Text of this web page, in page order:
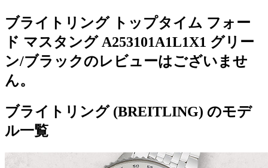
ブライトリング トップタイム フォー
ド マスタング A253101A1L1X1 グリー
ン/ブラックのレビューはございませ
ん。
ブライトリング (BREITLING) のモデ
ル一覧